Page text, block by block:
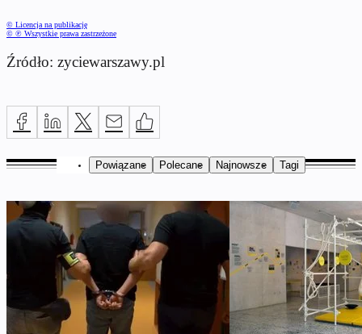
© Licencja na publikację
© ℗ Wszystkie prawa zastrzeżone
Źródło: zyciewarszawy.pl
Powiązane Polecane Najnowsze Tagi